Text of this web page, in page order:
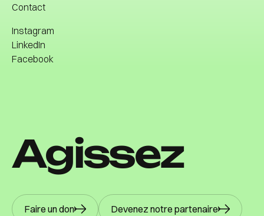
Bibliothèques
Impact
Contact
Contact
Instagram
Instagram
LinkedIn
Facebook
Agissez
Faire un don Devenez notre partenaire